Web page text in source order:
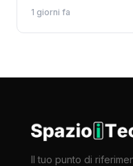
1 giorni fa
Il tuo punto di